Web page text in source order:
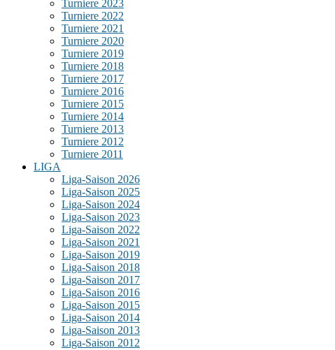
Turniere 2023
Turniere 2022
Turniere 2021
Turniere 2020
Turniere 2019
Turniere 2018
Turniere 2017
Turniere 2016
Turniere 2015
Turniere 2014
Turniere 2013
Turniere 2012
Turniere 2011
LIGA
Liga-Saison 2026
Liga-Saison 2025
Liga-Saison 2024
Liga-Saison 2023
Liga-Saison 2022
Liga-Saison 2021
Liga-Saison 2019
Liga-Saison 2018
Liga-Saison 2017
Liga-Saison 2016
Liga-Saison 2015
Liga-Saison 2014
Liga-Saison 2013
Liga-Saison 2012